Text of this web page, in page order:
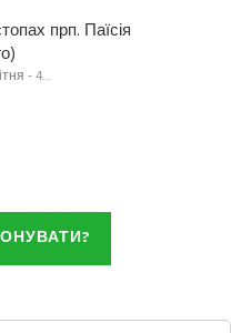
прп. Паїсія
- 4…